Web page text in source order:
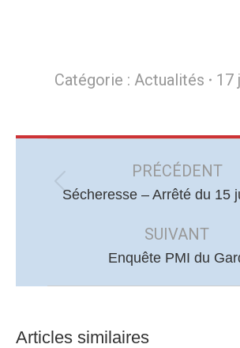
Catégorie : Actualités 17
PRÉCÉDENT
Article
:
Sécheresse – Arrêté du 15
SUIVANT
Article
Enquête PMI du
Articles similaires